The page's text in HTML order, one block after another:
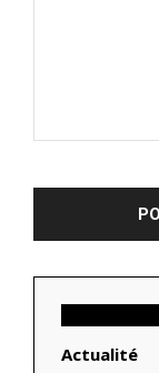
Actualité